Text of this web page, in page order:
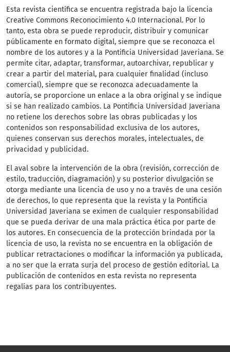
Esta revista científica se encuentra registrada bajo la licencia
Creative Commons Reconocimiento 4.0 Internacional. Por lo
tanto, esta obra se puede reproducir, distribuir y comunicar
públicamente en formato digital, siempre que se reconozca el
nombre de los autores y a la Pontificia Universidad Javeriana. Se
permite citar, adaptar, transformar, autoarchivar, republicar y
crear a partir del material, para cualquier finalidad (incluso
comercial), siempre que se reconozca adecuadamente la
autoría, se proporcione un enlace a la obra original y se indique
si se han realizado cambios. La Pontificia Universidad Javeriana
no retiene los derechos sobre las obras publicadas y los
contenidos son responsabilidad exclusiva de los autores,
quienes conservan sus derechos morales, intelectuales, de
privacidad y publicidad.
El aval sobre la intervención de la obra (revisión, corrección de
estilo, traducción, diagramación) y su posterior divulgación se
otorga mediante una licencia de uso y no a través de una cesión
de derechos, lo que representa que la revista y la Pontificia
Universidad Javeriana se eximen de cualquier responsabilidad
que se pueda derivar de una mala práctica ética por parte de
los autores. En consecuencia de la protección brindada por la
licencia de uso, la revista no se encuentra en la obligación de
publicar retractaciones o modificar la información ya publicada,
a no ser que la errata surja del proceso de gestión editorial. La
publicación de contenidos en esta revista no representa
regalías para los contribuyentes.